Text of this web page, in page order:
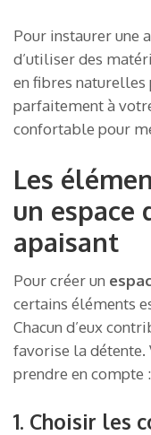
Pour instaurer une
d’utiliser des
en fibres naturelles
parfaitement à
confortable pour
Les
un espace
apaisant
Pour créer un
certains éléments
Chacun d’eux
favorise la détente.
prendre en compte :
1. Choisir les